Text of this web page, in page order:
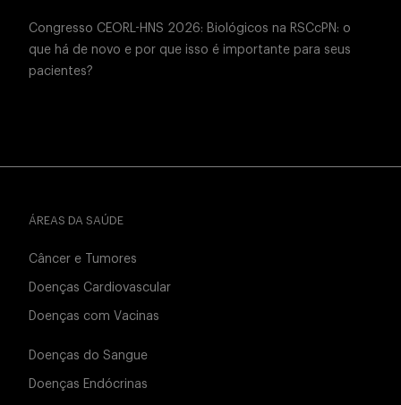
Congresso CEORL-HNS 2026: Biológicos na RSCcPN: o
que há de novo e por que isso é importante para seus
pacientes?
ÁREAS DA SAÚDE
Câncer e Tumores
Doenças Cardiovascular
Doenças com Vacinas
Doenças do Sangue
Doenças Endócrinas